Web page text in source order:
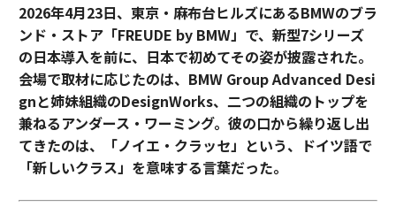
2026年4月23日、東京・麻布台ヒルズにあるBMWのブラ
ンド・ストア「FREUDE by BMW」で、新型7シリーズ
の日本導入を前に、日本で初めてその姿が披露された。
会場で取材に応じたのは、BMW Group Advanced Desi
gnと姉妹組織のDesignWorks、二つの組織のトップを
兼ねるアンダース・ワーミング。彼の口から繰り返し出
てきたのは、「ノイエ・クラッセ」という、ドイツ語で
「新しいクラス」を意味する言葉だった。